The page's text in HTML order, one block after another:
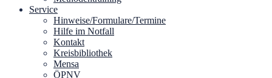
Service
Hinweise/Formulare/Termine
Hilfe im Notfall
Kontakt
Kreisbibliothek
Mensa
ÖPNV